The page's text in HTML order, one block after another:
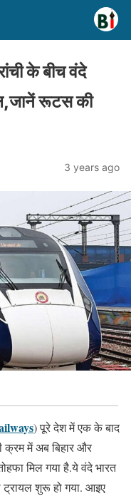
के बीच वंदे
रूटस की
3 years ago
) पूरे देश में एक के बाद
क्रम में अब बिहार और
मिल गया है.ये वंदे भारत
शुरू हो गया. आइए